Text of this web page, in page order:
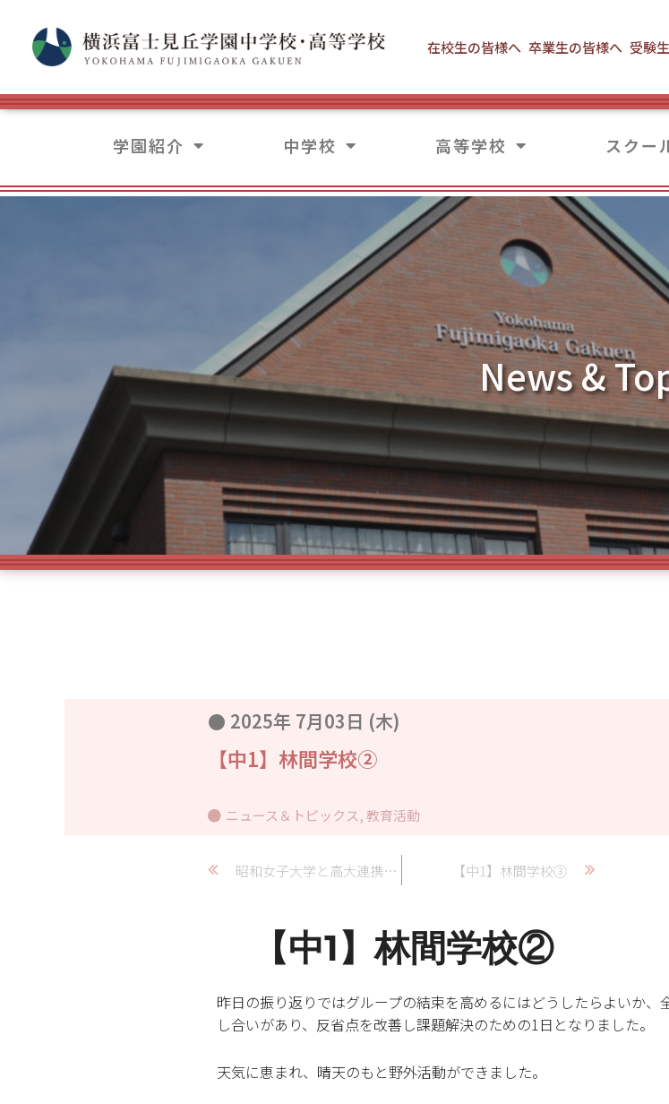
在校生の皆様へ 卒業生の皆様へ 受験
学園紹介 中学校 高等学校 スクー
News &
● 2025年 7月03日 (木)
【中1】林間学校②
ニュース＆トピックス,教育活動
昭和女子大学と高大連携協定を締結しました 【中1】林間学校③
【中1】林間学校②
昨日の振り返りではグループの結束を高めるにはどうしたらよいか
し合いがあり、反省点を改善し課題解決のための1日となりました。
天気に恵まれ、晴天のもと野外活動ができました。